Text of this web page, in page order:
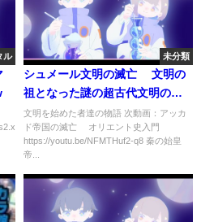
ル 未分類
シュメール文明の滅亡 文明の
祖となった謎の超古代文明の最
期
文明を始めた者達の物語 次動画：アッカ
ド帝国の滅亡 オリエント史入門
https://youtu.be/NFMTHuf2-q8 秦の始皇
帝...